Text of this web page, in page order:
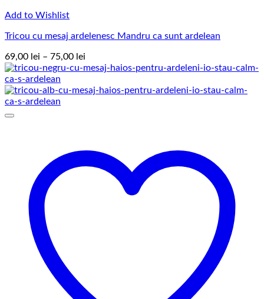
Add to Wishlist
Tricou cu mesaj ardelenesc Mandru ca sunt ardelean
69,00 lei – 75,00 lei
de
69,00 lei